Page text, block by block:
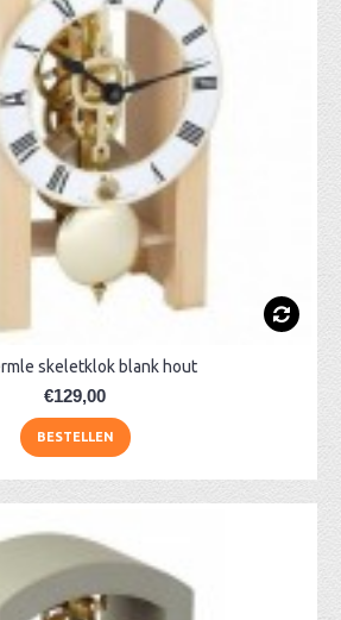
skeletklok blank hout
€129,00
BESTELLEN